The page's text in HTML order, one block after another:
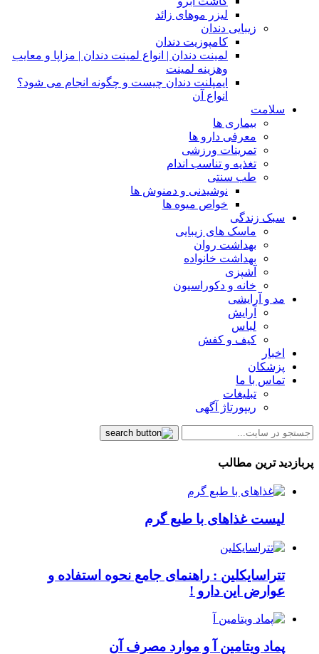
لیزر موهای زائد
زیبایی دندان
کامپوزیت دندان
لمینت دندان | انواع لمینت دندان | مزاپا و معایب
وهزینه لمینت
ایمپلنت دندان چیست و چگونه انجام می شود؟
انواع آن
سلامت
بیماری ها
معرفی دارو ها
تمرینات ورزشی
تغذیه و تناسب اندام
طب سنتی
نوشیدنی و دمنوش ها
خواص میوه ها
سبک زندگی
ماسک های زیبایی
بهداشت روان
بهداشت خانواده
آشپزی
خانه و دکوراسیون
مد و آرایشی
آرایش
لباس
کیف و کفش
اخبار
پزشکان
تماس با ما
تبلیغات
ریپورتاژ آگهی
پربازدید ترین مطالب
لیست غذاهای با طبع گرم
تتراسایکلین : راهنمای جامع نحوه استفاده و
عوارض این دارو !
پماد ویتامین آ و موارد مصرف آن